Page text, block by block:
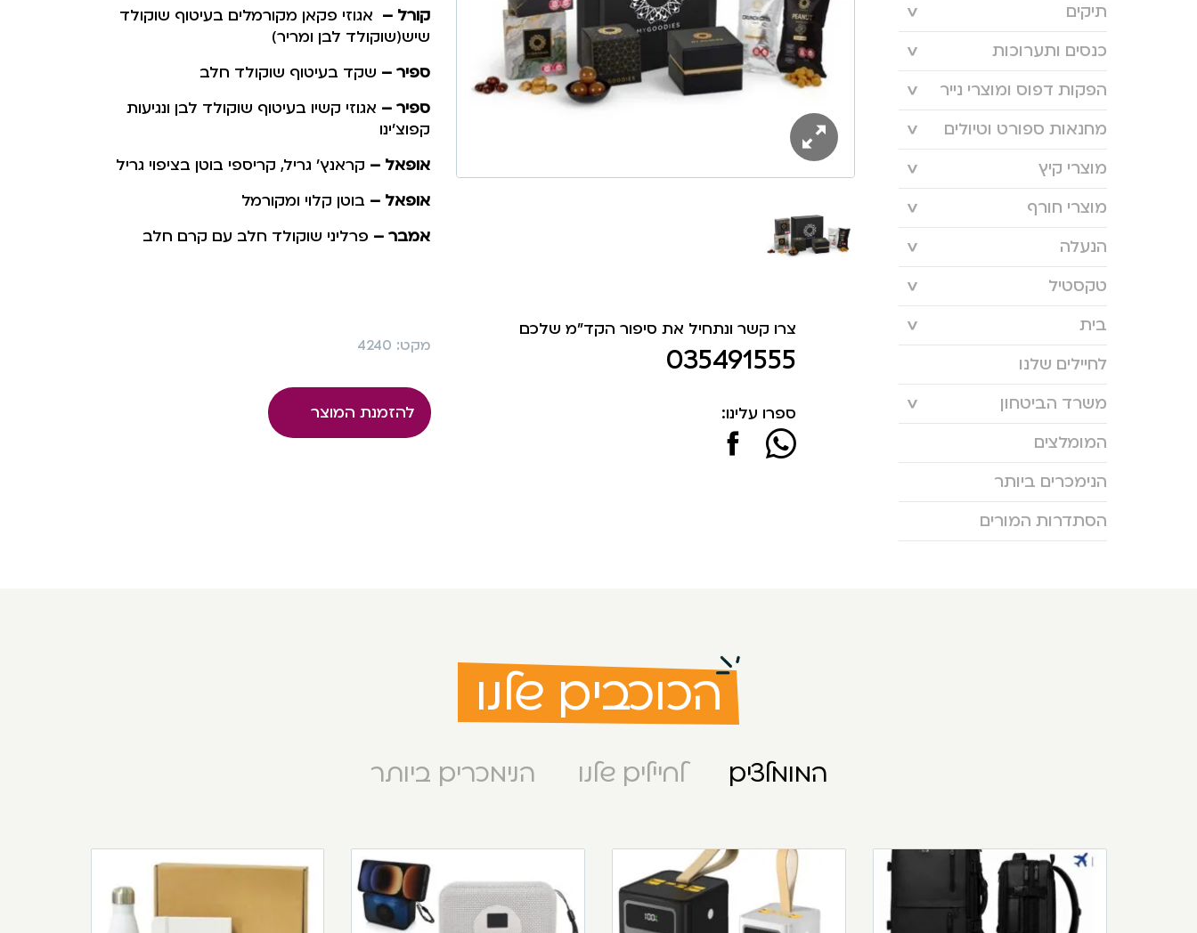
תיקים
כנסים ותערוכות
הפקות דפוס ומוצרי נייר
מחנאות ספורט וטיולים
מוצרי קיץ
מוצרי חורף
הנעלה
טקסטיל
בית
לחיילים שלנו
משרד הביטחון
המומלצים
הנימכרים ביותר
הסתדרות המורים
קורל – אגוזי פקאן מקורמלים בעיטוף שוקולד
שיש(שוקולד לבן ומריר)
ספיר – שקד בעיטוף שוקולד חלב
ספיר – אגוזי קשיו בעיטוף שוקולד לבן ונגיעות
קפוצ’ינו
אופאל – קראנץ’ גריל, קריספי בוטן בציפוי גריל
אופאל – בוטן קלוי ומקורמל
אמבר – פרליני שוקולד חלב עם קרם חלב
מקט: 4240
להזמנת המוצר
צרו קשר ונתחיל את סיפור הקד"מ שלכם
035491555
ספרו עלינו:
הכוכבים שלנו
המומלצים לחיילים שלנו הנימכרים ביותר